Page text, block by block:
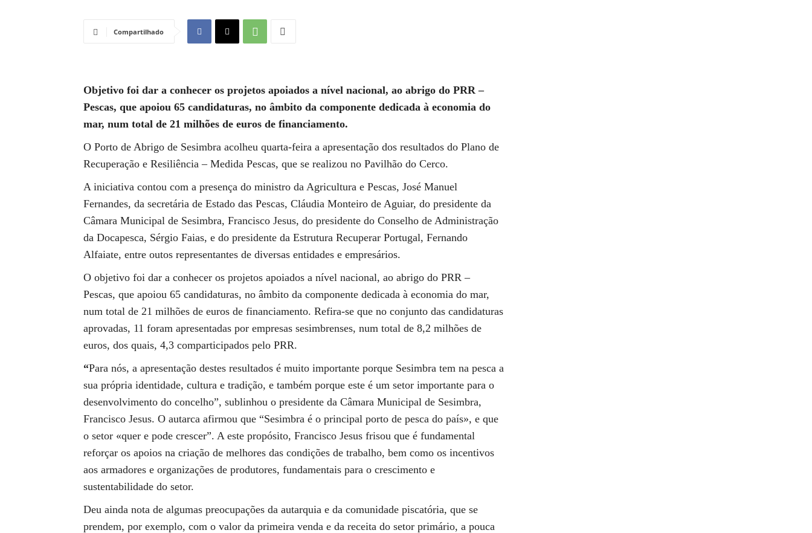
Compartilhado
Objetivo foi dar a conhecer os projetos apoiados a nível nacional, ao abrigo do PRR –
Pescas, que apoiou 65 candidaturas, no âmbito da componente dedicada à economia do
mar, num total de 21 milhões de euros de financiamento.
O Porto de Abrigo de Sesimbra acolheu quarta-feira a apresentação dos resultados do Plano de
Recuperação e Resiliência – Medida Pescas, que se realizou no Pavilhão do Cerco.
A iniciativa contou com a presença do ministro da Agricultura e Pescas, José Manuel
Fernandes, da secretária de Estado das Pescas, Cláudia Monteiro de Aguiar, do presidente da
Câmara Municipal de Sesimbra, Francisco Jesus, do presidente do Conselho de Administração
da Docapesca, Sérgio Faias, e do presidente da Estrutura Recuperar Portugal, Fernando
Alfaiate, entre outos representantes de diversas entidades e empresários.
O objetivo foi dar a conhecer os projetos apoiados a nível nacional, ao abrigo do PRR –
Pescas, que apoiou 65 candidaturas, no âmbito da componente dedicada à economia do mar,
num total de 21 milhões de euros de financiamento. Refira-se que no conjunto das candidaturas
aprovadas, 11 foram apresentadas por empresas sesimbrenses, num total de 8,2 milhões de
euros, dos quais, 4,3 comparticipados pelo PRR.
“Para nós, a apresentação destes resultados é muito importante porque Sesimbra tem na pesca a
sua própria identidade, cultura e tradição, e também porque este é um setor importante para o
desenvolvimento do concelho”, sublinhou o presidente da Câmara Municipal de Sesimbra,
Francisco Jesus. O autarca afirmou que “Sesimbra é o principal porto de pesca do país», e que
o setor «quer e pode crescer”. A este propósito, Francisco Jesus frisou que é fundamental
reforçar os apoios na criação de melhores das condições de trabalho, bem como os incentivos
aos armadores e organizações de produtores, fundamentais para o crescimento e
sustentabilidade do setor.
Deu ainda nota de algumas preocupações da autarquia e da comunidade piscatória, que se
prendem, por exemplo, com o valor da primeira venda e da receita do setor primário, a pouca